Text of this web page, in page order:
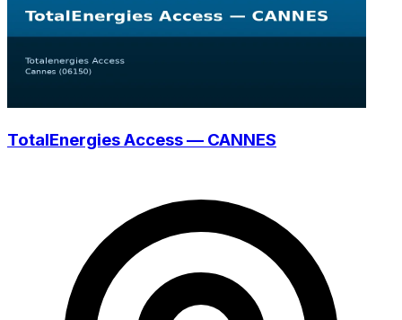
TotalEnergies Access — CANNES